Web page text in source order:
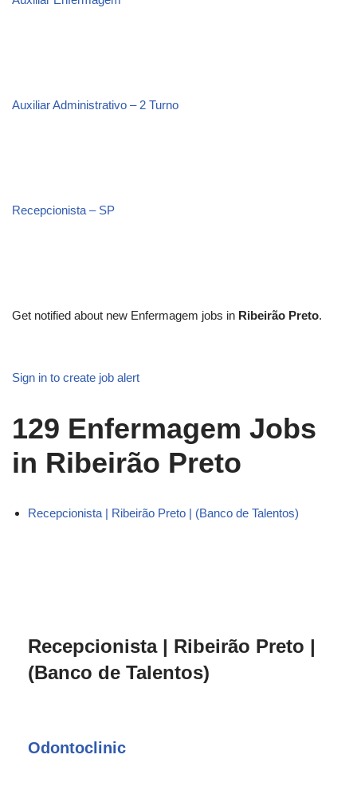
Auxiliar Administrativo – 2 Turno
Recepcionista – SP
Get notified about new Enfermagem jobs in Ribeirão Preto.
Sign in to create job alert
129 Enfermagem Jobs
in Ribeirão Preto
Recepcionista | Ribeirão Preto | (Banco de Talentos)
Recepcionista | Ribeirão Preto |
(Banco de Talentos)
Odontoclinic